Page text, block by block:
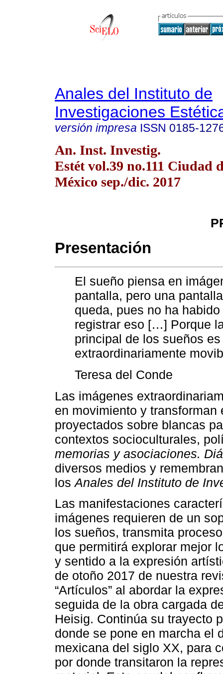
Anales del Instituto de
Investigaciones
versión impresa ISSN 0185-
An. Inst. Investig.
Estét vol.39 no.111 Ciudad
México sep./dic. 2017
Presentación
El sueño piensa en
pantalla, pero una
queda, pues no ha
registrar eso […] Porque
principal de los sueños
extraordinariamente
Teresa del Conde
Las imágenes
en movimiento y
proyectados sobre blancas
contextos socioculturales,
memorias y asociaciones.
diversos medios y
los Anales del Instituto de
Las manifestaciones
imágenes requieren de un
los sueños, transmita
que permitirá explorar mejor
y sentido a la expresión
de otoño 2017 de nuestra
“Artículos” al abordar la
seguida de la obra cargada
Heisig. Continúa su trayecto
donde se pone en marcha el
mexicana del siglo XX, para
por donde transitaron la